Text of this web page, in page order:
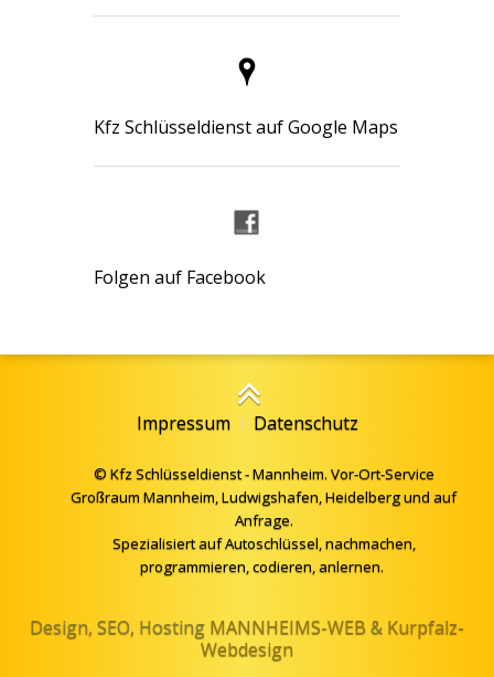
Kfz Schlüsseldienst auf Google Maps
Folgen auf Facebook
Impressum Datenschutz
© Kfz Schlüsseldienst - Mannheim. Vor-Ort-Service
Großraum Mannheim, Ludwigshafen, Heidelberg und auf
Anfrage.
Spezialisiert auf Autoschlüssel, nachmachen,
programmieren, codieren, anlernen.
Design, SEO, Hosting MANNHEIMS-WEB & Kurpfalz-
Webdesign